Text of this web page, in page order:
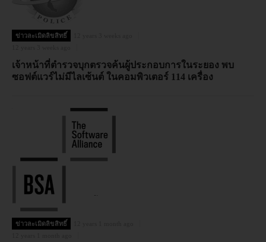
ข่าวละเมิดลิขสิทธิ์
เจ้าหน้าที่ตำรวจบุกตรวจค้นผู้ประกอบการในระยอง พบ
ซอฟต์แวร์ไม่มีไลเซ้นต์ ในคอมพิวเตอร์ 114 เครื่อง
ข่าวละเมิดลิขสิทธิ์